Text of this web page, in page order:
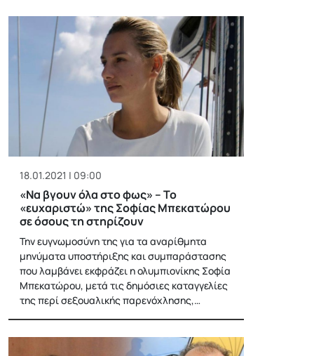
18.01.2021 | 09:00
«Να βγουν όλα στο φως» – Το
«ευχαριστώ» της Σοφίας Μπεκατώρου
σε όσους τη στηρίζουν
Την ευγνωμοσύνη της για τα αναρίθμητα
μηνύματα υποστήριξης και συμπαράστασης
που λαμβάνει εκφράζει η ολυμπιονίκης Σοφία
Μπεκατώρου, μετά τις δημόσιες καταγγελίες
της περί σεξουαλικής παρενόχλησης,…